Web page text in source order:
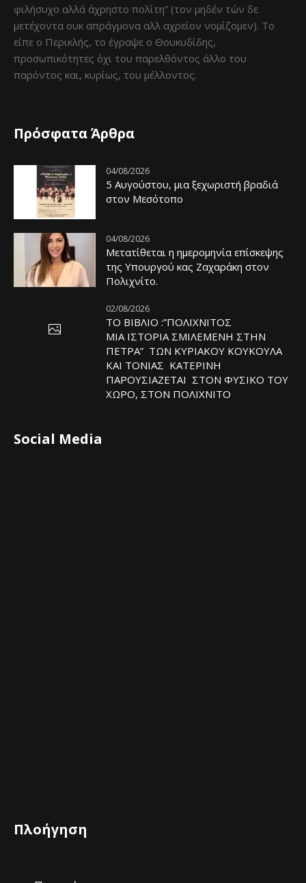
φιλήσυχο αλλά άχρηστο πολίτη” (τον μηδέν τών δε
μετέχοντα ουκ απράγμονα αλλ αχρείον νομίζομεν). Το
είπε ο Περικλής, το έγραψε ο Θουκυδίδης,
προσωπικότητες όχι του παρελθόντος άλλο του
παρόντος και, κυρίως, του μέλλοντος.
Πρόσφατα Άρθρα
04/08/2026
5 Αυγούστου, μια ξεχωριστή βραδιά
στον Μεσότοπο
04/08/2026
Μετατίθεται η ημερομηνία επίσκεψης
της Υπουργού κας Ζαχαράκη στον
Πολιχνίτο.
02/08/2026
ΤΟ ΒΙΒΛΙΟ :”ΠΟΛΙΧΝΙΤΟΣ
ΜΙΑ ΙΣΤΟΡΙΑ ΣΜΙΛΕΜΕΝΗ ΣΤΗΝ
ΠΕΤΡΑ” ΤΩΝ ΚΥΡΙΑΚΟΥ ΚΟΥΚΟΥΛΑ
ΚΑΙ ΤΟΝΙΑΣ ΚΑΤΕΡΙΝΗ
ΠΑΡΟΥΣΙΑΖΕΤΑΙ ΣΤΟΝ ΦΥΣΙΚΟ ΤOY
ΧΩΡΟ, ΣΤΟΝ ΠΟΛΙΧΝΙΤΟ
Social Media
Πλοήγηση